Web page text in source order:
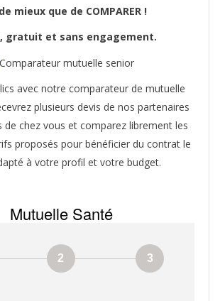
mieux que de COMPARER !
gratuit et sans engagement.
avec notre comparateur de mutuelle
plusieurs devis de nos partenaires
de chez vous et comparez librement les
proposés pour bénéficier du contrat le
à votre profil et votre budget.